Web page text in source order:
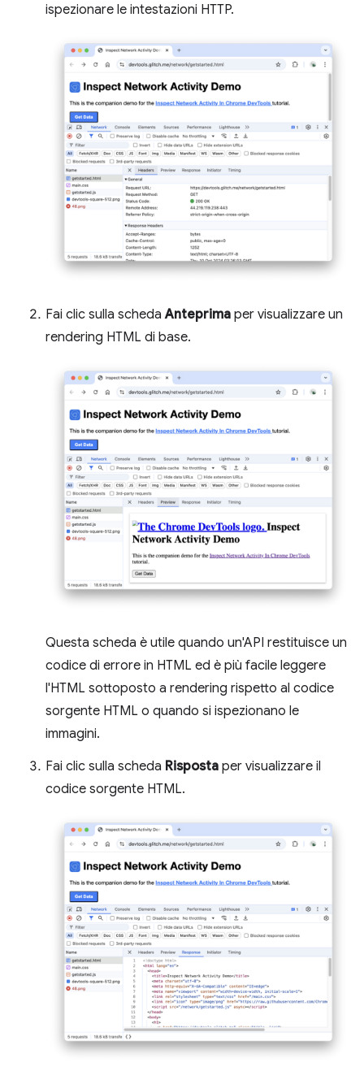
ispezionare le intestazioni HTTP.
Fai clic sulla schedaAnteprima per visualizzare un
rendering HTML di base.
Questa scheda è utile quando un'API restituisce un
codice di errore in HTML ed è più facile leggere
l'HTML sottoposto a rendering rispetto al codice
sorgente HTML o quando si ispezionano le
immagini.
Fai clic sulla scheda Risposta per visualizzare il
codice sorgente HTML.